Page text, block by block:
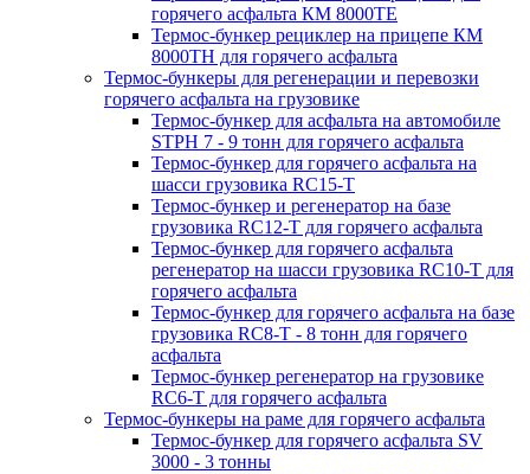
горячего асфальта КМ 8000ТЕ
Термос-бункер рециклер на прицепе КМ
8000ТH для горячего асфальта
Термос-бункеры для регенерации и перевозки
горячего асфальта на грузовике
Термос-бункер для асфальта на автомобиле
STPH 7 - 9 тонн для горячего асфальта
Термос-бункер для горячего асфальта на
шасси грузовика RC15-T
Термос-бункер и регенератор на базе
грузовика RC12-T для горячего асфальта
Термос-бункер для горячего асфальта
регенератор на шасси грузовика RC10-T для
горячего асфальта
Термос-бункер для горячего асфальта на базе
грузовика RC8-T - 8 тонн для горячего
асфальта
Термос-бункер регенератор на грузовикe
RC6-T для горячего асфальта
Термос-бункеры на раме для горячего асфальта
Термос-бункер для горячего асфальта SV
3000 - 3 тонны